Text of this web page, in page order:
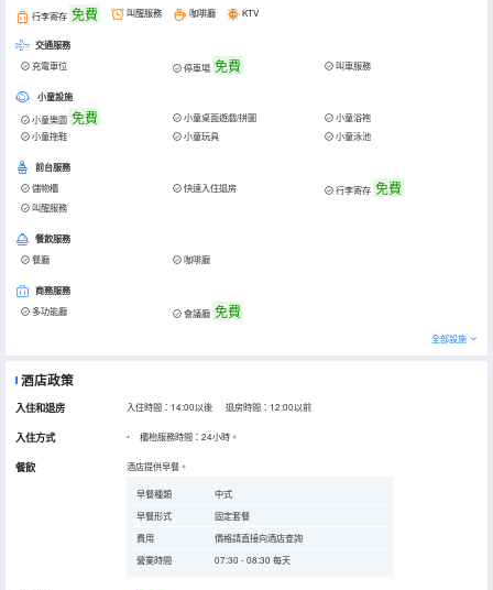
行李寄存 免費 叫醒服務 咖啡廳 KTV
交通服務
充電車位 停車場 免費 叫車服務
小童設施
小童樂園 免費 小童桌面遊戲/拼圖
小童浴袍
小童拖鞋
小童玩具 小童泳池
前台服務
儲物櫃 快速入住退房 行李寄存 免費
叫醒服務
餐飲服務
餐廳 咖啡廳
商務服務
多功能廳 會議廳 免費
全部設施
酒店政策
入住和退房 入住時間：14:00以後 退房時間：12:00以前
入住方式 櫃枱服務時間：24小時。
餐飲 酒店提供早餐。
早餐種類
中式
早餐形式
固定套餐
費用
價格請直接向酒店查詢
營業時間
07:30 - 08:30 每天